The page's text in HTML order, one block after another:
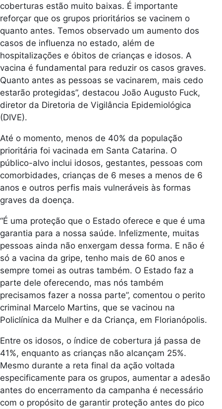
coberturas estão muito baixas. É importante
reforçar que os grupos prioritários se vacinem o
quanto antes. Temos observado um aumento dos
casos de influenza no estado, além de
hospitalizações e óbitos de crianças e idosos. A
vacina é fundamental para reduzir os casos graves.
Quanto antes as pessoas se vacinarem, mais cedo
estarão protegidas”, destacou João Augusto Fuck,
diretor da Diretoria de Vigilância Epidemiológica
(DIVE).
Até o momento, menos de 40% da população
prioritária foi vacinada em Santa Catarina. O
público-alvo inclui idosos, gestantes, pessoas com
comorbidades, crianças de 6 meses a menos de 6
anos e outros perfis mais vulneráveis às formas
graves da doença.
“É uma proteção que o Estado oferece e que é uma
garantia para a nossa saúde. Infelizmente, muitas
pessoas ainda não enxergam dessa forma. E não é
só a vacina da gripe, tenho mais de 60 anos e
sempre tomei as outras também. O Estado faz a
parte dele oferecendo, mas nós também
precisamos fazer a nossa parte”, comentou o perito
criminal Marcelo Martins, que se vacinou na
Policlínica da Mulher e da Criança, em Florianópolis.
Entre os idosos, o índice de cobertura já passa de
41%, enquanto as crianças não alcançam 25%.
Mesmo durante a reta final da ação voltada
especificamente para os grupos, aumentar a adesão
antes do encerramento da campanha é necessário
com o propósito de garantir proteção antes do pico